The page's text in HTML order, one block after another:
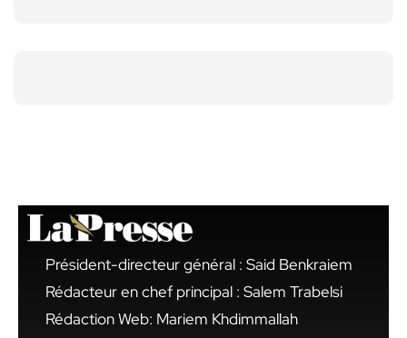
Président-directeur général : Said Benkraiem
Rédacteur en chef principal : Salem Trabelsi
Rédaction Web: Mariem Khdimmallah